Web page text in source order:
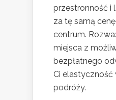
przestronność i
za tę samą
centrum.
miejsca z
bezpłatnego
Ci elastyczność
podróży.